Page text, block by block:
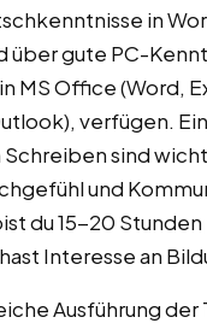
in
über gute PC-
MS Office (Word,
verfügen.
Schreiben sind
und
du 15-20
Interesse an
Ausführung